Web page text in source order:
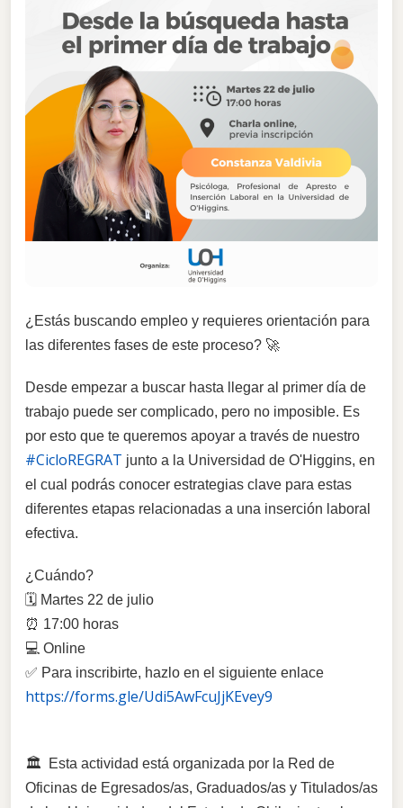
¿Estás buscando empleo y requieres orientación para
las diferentes fases de este proceso? 🚀
Desde empezar a buscar hasta llegar al primer día de
trabajo puede ser complicado, pero no imposible. Es
por esto que te queremos apoyar a través de nuestro
#CicloREGRAT junto a la Universidad de O'Higgins, en
el cual podrás conocer estrategias clave para estas
diferentes etapas relacionadas a una inserción laboral
efectiva.
¿Cuándo?
🗓️ Martes 22 de julio
⏰ 17:00 horas
💻 Online
✅ Para inscribirte, hazlo en el siguiente enlace
https://forms.gle/Udi5AwFcuJjKEvey9
🏛️ Esta actividad está organizada por la Red de
Oficinas de Egresados/as, Graduados/as y Titulados/as